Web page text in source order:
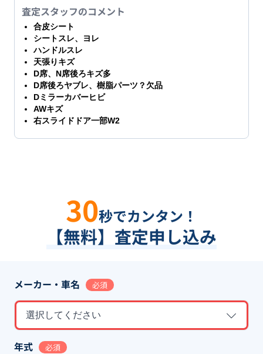
査定スタッフのコメント
合皮シート
シートスレ、ヨレ
ハンドルスレ
天張りキズ
D席、N席後ろキズ多
D席後ろヤブレ、樹脂パーツ？欠品
Dミラーカバーヒビ
AWキズ
右スライドドア一部W2
30秒でカンタン！
【無料】査定申し込み
メーカー・車名 必須
選択してください
年式 必須